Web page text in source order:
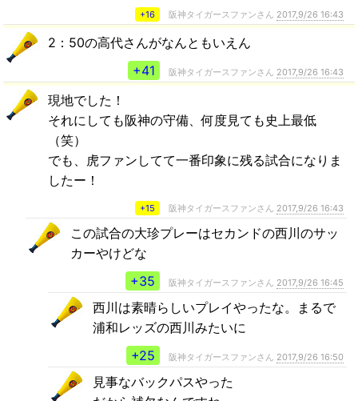
+16 阪神タイガースファンさん 2017,9/26 16:43
2：50の高代さんがなんともいえん
+41
阪神タイガースファンさん 2017,9/26 16:43
現地でした！
それにしても阪神の守備、何度見ても史上最低
（笑）
でも、虎ファンしてて一番印象に残る試合になりま
したー！
+15 阪神タイガースファンさん 2017,9/26 16:43
この試合の大珍プレーはセカンドの西川のサッ
カーやけどな
+35
阪神タイガースファンさん 2017,9/26 16:45
西川は素晴らしいプレイやったな。まるで
浦和レッズの西川みたいに
+25
阪神タイガースファンさん 2017,9/26 16:50
見事なバックパスやった